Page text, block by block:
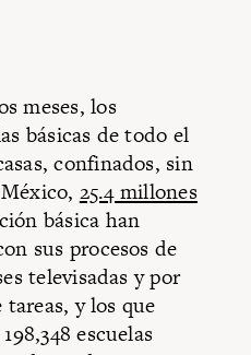
meses, los
básicas de todo el
confinados, sin
25.4 millones
básica han
sus procesos de
televisadas y por
y los que
escuelas